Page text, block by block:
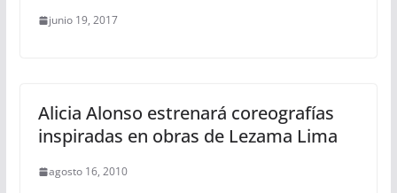
junio 19, 2017
Alicia Alonso estrenará coreografías
inspiradas en obras de Lezama Lima
agosto 16, 2010